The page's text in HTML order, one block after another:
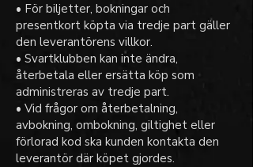
• För biljetter, bokningar och
presentkort köpta via tredje part gäller
den leverantörens villkor.
• Svartklubben kan inte ändra,
återbetala eller ersätta köp som
administreras av tredje part.
• Vid frågor om återbetalning,
avbokning, ombokning, giltighet eller
förlorad kod ska kunden kontakta den
leverantör där köpet gjordes.